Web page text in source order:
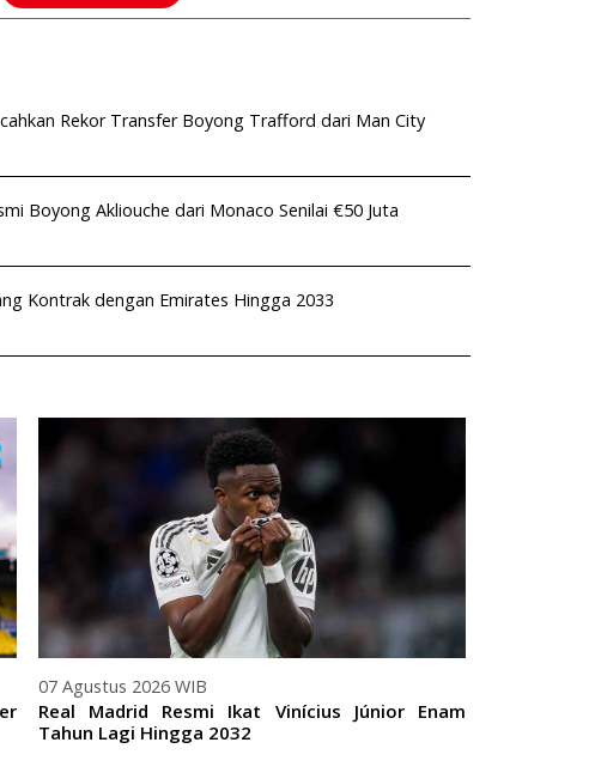
Rekor Transfer Boyong Trafford dari Man City
Boyong Akliouche dari Monaco Senilai €50 Juta
Kontrak dengan Emirates Hingga 2033
07 Agustus 2026 WIB
Real Madrid Resmi Ikat Vinícius Júnior Enam
Tahun Lagi Hingga 2032